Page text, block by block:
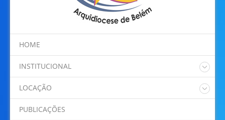
HOME
INSTITUCIONAL
Quem somos
Regimento Interno
Programação
LOCAÇÃO
Nossos Espaços
Localização
PUBLICAÇÕES